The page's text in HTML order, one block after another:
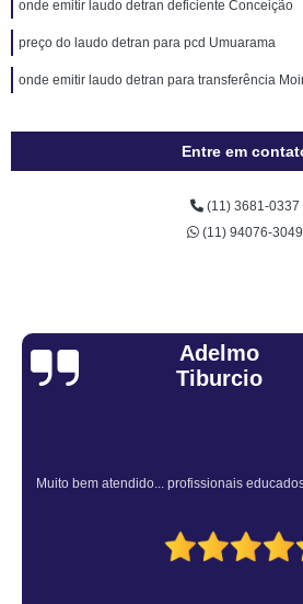
onde emitir laudo detran deficiente Conceição
preço do laudo detran para pcd Umuarama
onde emitir laudo detran para transferência
Entre em
(11) 3681-0337
(11) 94076-3049
Atendimento